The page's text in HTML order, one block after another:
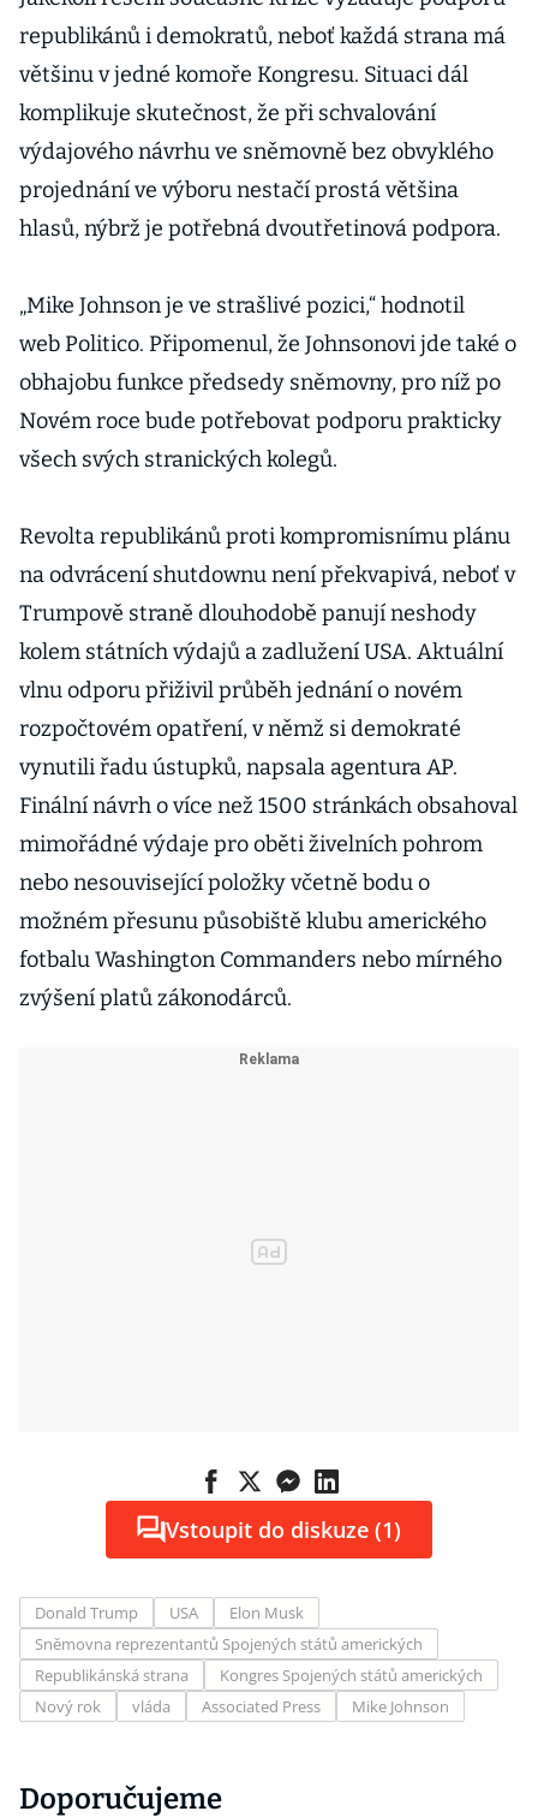
přesunem do
republikánů i demokratů, neboť každá strana má
většinu v jedné komoře Kongresu. Situaci dál
komplikuje skutečnost, že při schvalování
výdajového návrhu ve sněmovně bez obvyklého
projednání ve výboru nestačí prostá většina
hlasů, nýbrž je potřebná dvoutřetinová podpora.
„Mike Johnson je ve strašlivé pozici,“ hodnotil
web Politico. Připomenul, že Johnsonovi jde také o
obhajobu funkce předsedy sněmovny, pro níž po
Novém roce bude potřebovat podporu prakticky
všech svých stranických kolegů.
Revolta republikánů proti kompromisnímu plánu
na odvrácení shutdownu není překvapivá, neboť v
Trumpově straně dlouhodobě panují neshody
kolem státních výdajů a zadlužení USA. Aktuální
vlnu odporu přiživil průběh jednání o novém
rozpočtovém opatření, v němž si demokraté
vynutili řadu ústupků, napsala agentura AP.
Finální návrh o více než 1500 stránkách obsahoval
mimořádné výdaje pro oběti živelních pohrom
nebo nesouvisející položky včetně bodu o
možném přesunu působiště klubu amerického
fotbalu Washington Commanders nebo mírného
zvýšení platů zákonodárců.
Vstoupit do diskuze (1)
Donald Trump USA
Elon Musk
Sněmovna reprezentantů Spojených států amerických
Republikánská strana
Kongres Spojených států amerických
Nový rok
vláda Associated Press Mike Johnson
Doporučujeme